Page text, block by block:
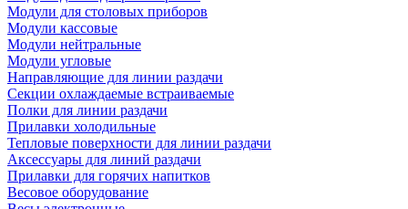
Модули для столовых приборов
Модули кассовые
Модули нейтральные
Модули угловые
Направляющие для линии раздачи
Секции охлаждаемые встраиваемые
Полки для линии раздачи
Прилавки холодильные
Тепловые поверхности для линии раздачи
Аксессуары для линий раздачи
Прилавки для горячих напитков
Весовое оборудование